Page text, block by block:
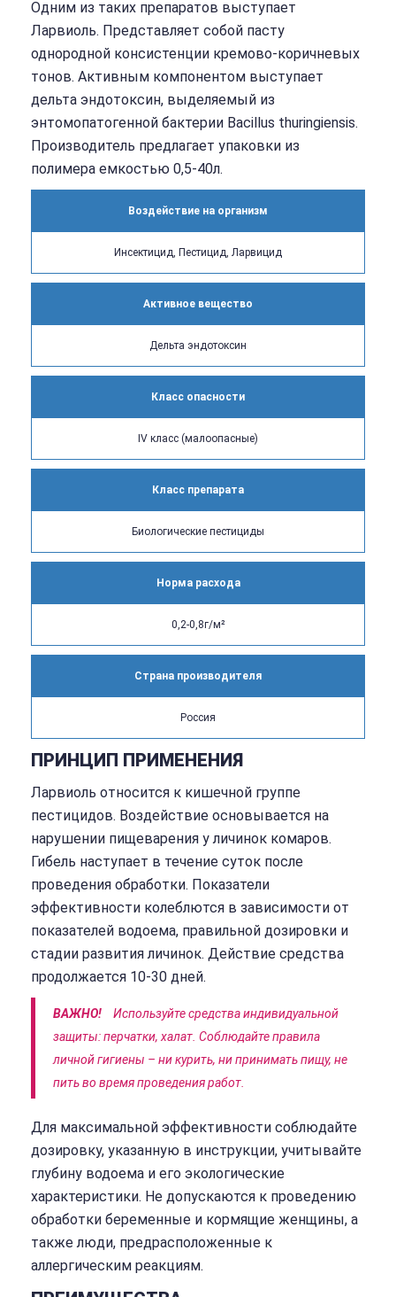
Одним из таких препаратов выступает
Ларвиоль. Представляет собой пасту
однородной консистенции кремово-коричневых
тонов. Активным компонентом выступает
дельта эндотоксин, выделяемый из
энтомопатогенной бактерии Bacillus thuringiensis.
Производитель предлагает упаковки из
полимера емкостью 0,5-40л.
Воздействие на организм
Инсектицид, Пестицид, Ларвицид
Активное вещество
Дельта эндотоксин
Класс опасности
IV класс (малоопасные)
Класс препарата
Биологические пестициды
Норма расхода
0,2-0,8г/м²
Страна производителя
Россия
ПРИНЦИП ПРИМЕНЕНИЯ
Ларвиоль относится к кишечной группе
пестицидов. Воздействие основывается на
нарушении пищеварения у личинок комаров.
Гибель наступает в течение суток после
проведения обработки. Показатели
эффективности колеблются в зависимости от
показателей водоема, правильной дозировки и
стадии развития личинок. Действие средства
продолжается 10-30 дней.
ВАЖНО!
Используйте средства индивидуальной
защиты: перчатки, халат. Соблюдайте правила
личной гигиены – ни курить, ни принимать пищу, не
пить во время проведения работ.
Для максимальной эффективности соблюдайте
дозировку, указанную в инструкции, учитывайте
глубину водоема и его экологические
характеристики. Не допускаются к проведению
обработки беременные и кормящие женщины, а
также люди, предрасположенные к
аллергическим реакциям.